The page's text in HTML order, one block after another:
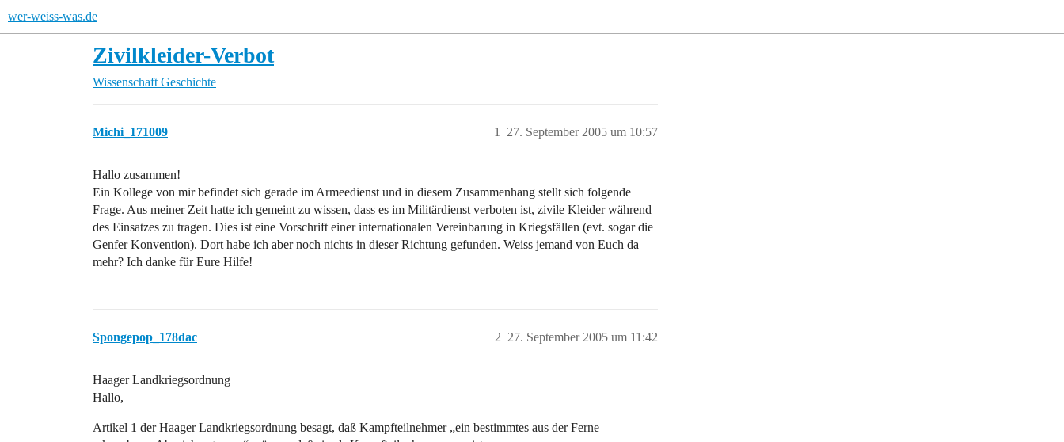
wer-weiss-was.de
Zivilkleider-Verbot
Wissenschaft Geschichte
Michi_171009 27. September 2005 um 10:57
1
Hallo zusammen!
Ein Kollege von mir befindet sich gerade im Armeedienst und in diesem Zusammenhang stellt sich folgende
Frage. Aus meiner Zeit hatte ich gemeint zu wissen, dass es im Militärdienst verboten ist, zivile Kleider während
des Einsatzes zu tragen. Dies ist eine Vorschrift einer internationalen Vereinbarung in Kriegsfällen (evt. sogar die
Genfer Konvention). Dort habe ich aber noch nichts in dieser Richtung gefunden. Weiss jemand von Euch da
mehr? Ich danke für Eure Hilfe!
Spongepop_178dac 27. September 2005 um 11:42
2
Haager Landkriegsordnung
Hallo,
Artikel 1 der Haager Landkriegsordnung besagt, daß Kampfteilnehmer „ein bestimmtes aus der Ferne